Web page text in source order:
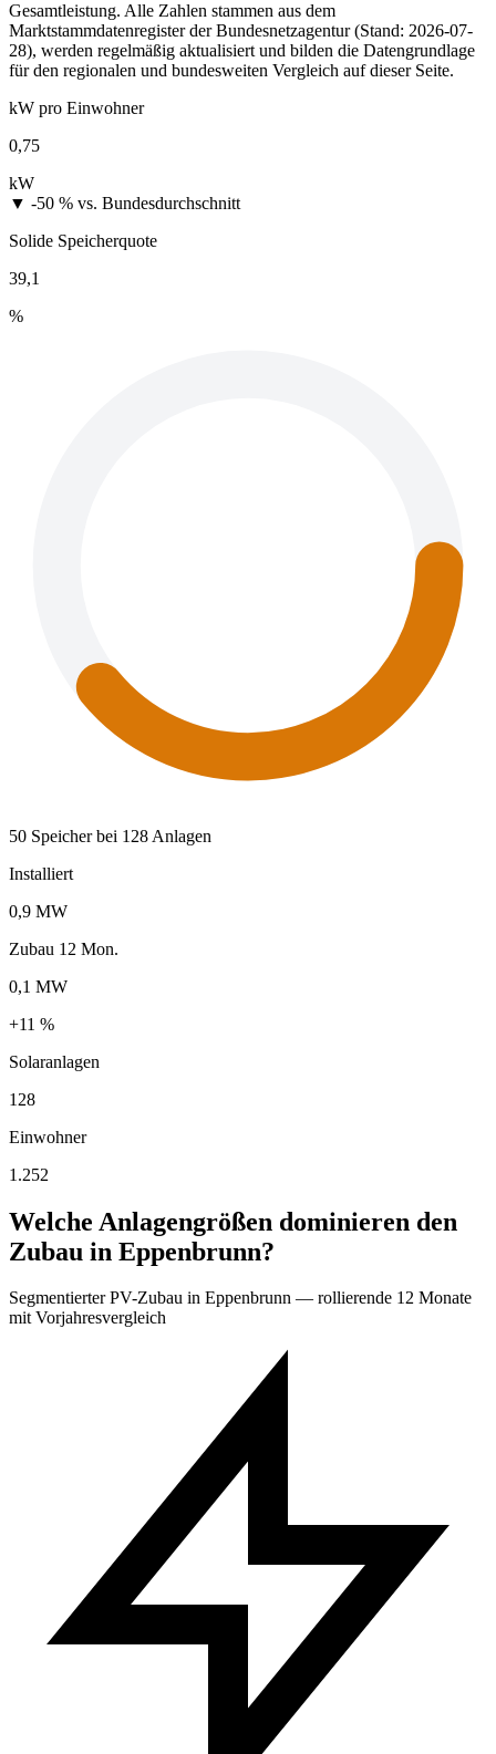
Gesamtleistung. Alle Zahlen stammen aus dem
Marktstammdatenregister der Bundesnetzagentur (Stand: 2026-07-
28), werden regelmäßig aktualisiert und bilden die Datengrundlage
für den regionalen und bundesweiten Vergleich auf dieser Seite.
kW pro Einwohner
0,75
kW
▼ -50 % vs. Bundesdurchschnitt
Solide Speicherquote
39,1
%
50 Speicher bei 128 Anlagen
Installiert
0,9 MW
Zubau 12 Mon.
0,1 MW
+11 %
Solaranlagen
128
Einwohner
1.252
Welche Anlagengrößen dominieren den
Zubau in Eppenbrunn?
Segmentierter PV-Zubau in Eppenbrunn — rollierende 12 Monate
mit Vorjahresvergleich